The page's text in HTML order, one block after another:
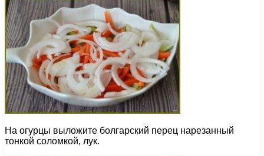
На огурцы выложите болгарский перец нарезанный
тонкой соломкой, лук.